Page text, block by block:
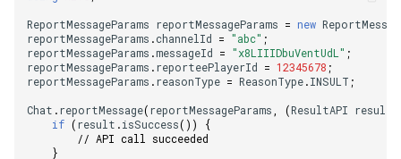
ReportMessageParams reportMessageParams = new
reportMessageParams .channelId = "abc" ;
reportMessageParams .messageId = "x8LIIIDbuVentUdL" ;
reportMessageParams .reporteePlayerId = 12345678 ;
reportMessageParams .reasonType = ReasonType.INSULT ;
Chat .reportMessage(reportMessageParams (ResultAPI result
if (result .isSuccess())
{
// API call succeeded
}